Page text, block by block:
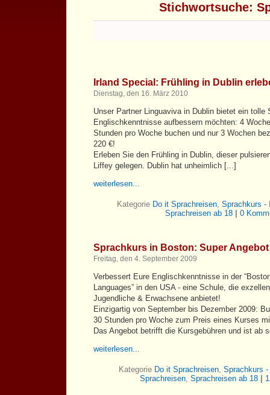
Stichwortsuche:
Irland Special: Frühling in Dublin
Dienstag, den 16. März 2010
Unser Partner Linguaviva in Dublin bietet ein tolle
Englischkenntnisse aufbessern möchten: 4
Stunden pro Woche buchen und nur 3 Wochen
220 €!
Erleben Sie den Frühling in Dublin, dieser
Liffey gelegen. Dublin hat unheimlich [...]
weiterlesen...
Kategorie Do it Sprachreisen, Sprachkurs -
Sprachreisen ab 18
0
Sprachkurs in Boston: Super
Freitag, den 4. September 2009
Verbessert Eure Englischkenntnisse in der
Languages” in den USA - eine Schule, die
Jugendliche & Erwachsene anbietet!
Einzigartig von September bis Dezember 2009:
30 Stunden pro Woche zum Preis eines Kurses
Das Angebot betrifft die Kursgebühren und ist ab
weiterlesen...
Kategorie Do it Sprachreisen, Sprachkurs -
Sprachreisen, Sprachreisen ab 18